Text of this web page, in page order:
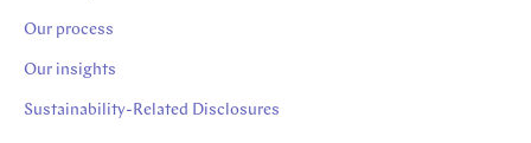
Our process
Our insights
Sustainability-Related Disclosures